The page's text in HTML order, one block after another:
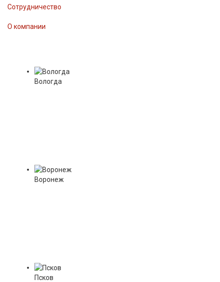
Вологда
Воронеж
Псков
Сотрудничество
О компании